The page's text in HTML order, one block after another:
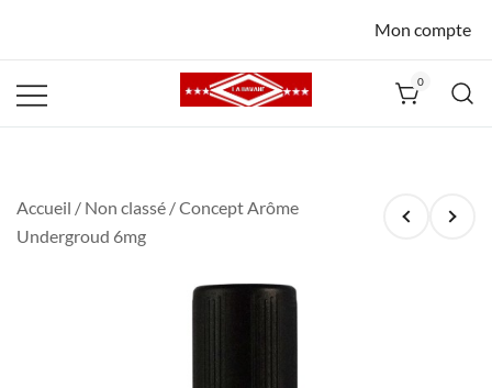
Mon compte
0
Accueil / Non classé / Concept Arôme
Undergroud 6mg